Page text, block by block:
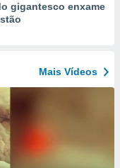
gigantesco enxame
Mais Vídeos